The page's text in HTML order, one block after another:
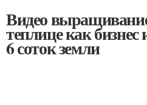
Видео
теплице как
6 соток земли